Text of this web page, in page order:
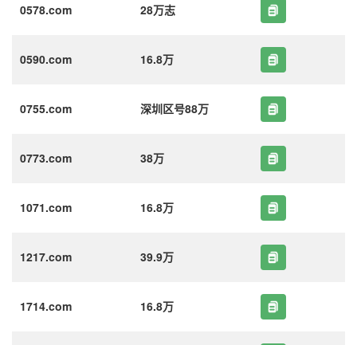
0578.com 28万志
0590.com 16.8万
0755.com 深圳区号88万
0773.com 38万
1071.com 16.8万
1217.com 39.9万
1714.com 16.8万